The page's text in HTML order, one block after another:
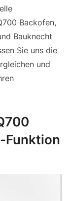
Backofen,
Bauknecht
Sie uns die
und
Funktion